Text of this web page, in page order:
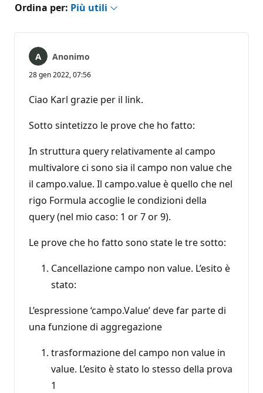
Ordina per: Più utili
Anonimo
28 gen 2022, 07:56
Ciao Karl grazie per il link.
Sotto sintetizzo le prove che ho fatto:
In struttura query relativamente al campo
multivalore ci sono sia il campo non value che
il campo.value. Il campo.value è quello che nel
rigo Formula accoglie le condizioni della
query (nel mio caso: 1 or 7 or 9).
Le prove che ho fatto sono state le tre sotto:
Cancellazione campo non value. L’esito è
stato:
L’espressione ‘campo.Value’ deve far parte di
una funzione di aggregazione
trasformazione del campo non value in
value. L’esito è stato lo stesso della prova
1